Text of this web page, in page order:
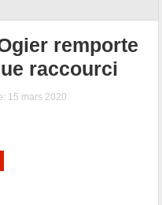
remporte
raccourci
15 mars 2020